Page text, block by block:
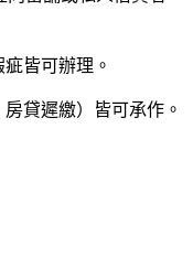
皆可辦理。
貸遲繳）皆可承作。